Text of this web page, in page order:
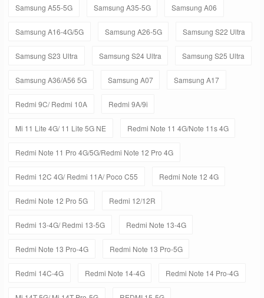
Samsung A55-5G Samsung A35-5G Samsung A06
Samsung A16-4G/5G Samsung A26-5G Samsung S22 Ultra
Samsung S23 Ultra Samsung S24 Ultra Samsung S25 Ultra
Samsung A36/A56 5G Samsung A07 Samsung A17
Redmi 9C/ Redmi 10A Redmi 9A/9i
Mi 11 Lite 4G/ 11 Lite 5G NE Redmi Note 11 4G/Note 11s 4G
Redmi Note 11 Pro 4G/5G/Redmi Note 12 Pro 4G
Redmi 12C 4G/ Redmi 11A/ Poco C55 Redmi Note 12 4G
Redmi Note 12 Pro 5G Redmi 12/12R
Redmi 13-4G/ Redmi 13-5G Redmi Note 13-4G
Redmi Note 13 Pro-4G Redmi Note 13 Pro-5G
Redmi 14C-4G Redmi Note 14-4G Redmi Note 14 Pro-4G